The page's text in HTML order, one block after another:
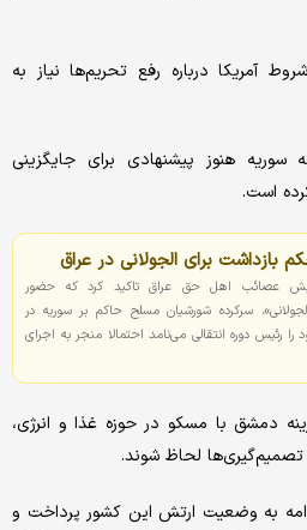
آمریکا درباره رفع تحریم‌ها نیاز به
هنوز پیشنهادی برای جایگزینی
است.
بازداشت برای الجولانی در عراق
عصائب اهل حق عراق تاکید کرد که حضور
سرکرده شورشیان مسلح حاکم بر سوریه در
را رئیس دوره انتقالی می‌نامد احتمالا منجر به اجرای
دمشق با مسکو در حوزه غذا و انرژی،
تصمیم‌گیری‌ها لحاظ شوند.
به وضعیت ارتش این کشور پرداخت و